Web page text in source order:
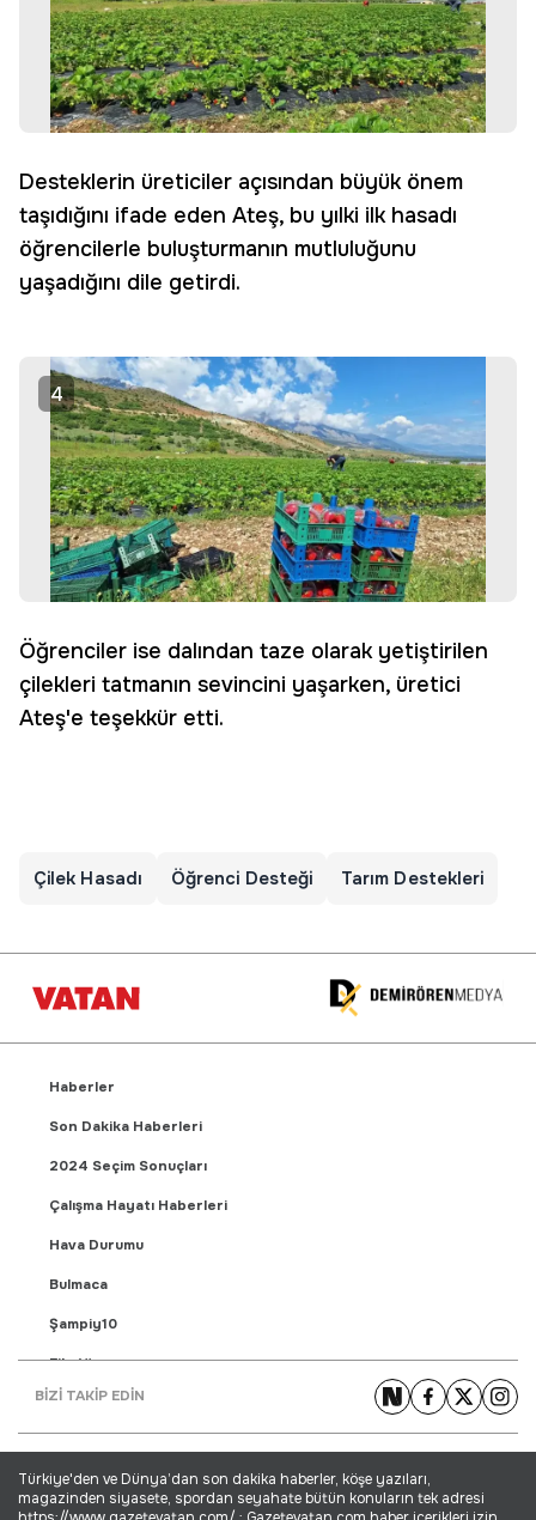
Desteklerin üreticiler açısından büyük önem
taşıdığını ifade eden Ateş, bu yılki ilk hasadı
öğrencilerle buluşturmanın mutluluğunu
yaşadığını dile getirdi.
4
Öğrenciler ise dalından taze olarak yetiştirilen
çilekleri tatmanın sevincini yaşarken, üretici
Ateş'e teşekkür etti.
Çilek Hasadı Öğrenci Desteği Tarım Destekleri
Haberler
Son Dakika Haberleri
2024 Seçim Sonuçları
Çalışma Hayatı Haberleri
Hava Durumu
Bulmaca
Şampiy10
Fikstür
Puan Durumu
Yaşam Haberleri
BİZİ TAKİP EDİN
Türkiye'den ve Dünya’dan son dakika haberler, köşe yazıları,
magazinden siyasete, spordan seyahate bütün konuların tek adresi